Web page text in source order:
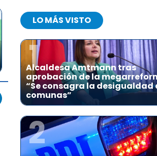
LO MÁS VISTO
1
Alcaldesa Amtmann tras
aprobación de la
“Se consagra la desigualdad
comunas”
2